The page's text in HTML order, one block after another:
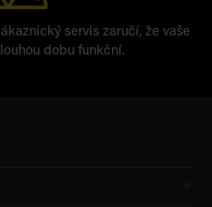
servis zaručí, že vaše
dobu funkční.